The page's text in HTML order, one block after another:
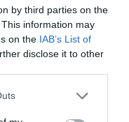
by third parties on the
information may
on the IAB’s List of
disclose it to other